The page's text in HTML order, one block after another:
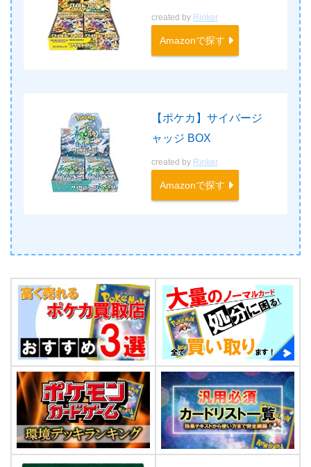
created by Rinker
Amazonで探す
【ポケカ】サイバージ
ャッジ BOX
created by Rinker
Amazonで探す